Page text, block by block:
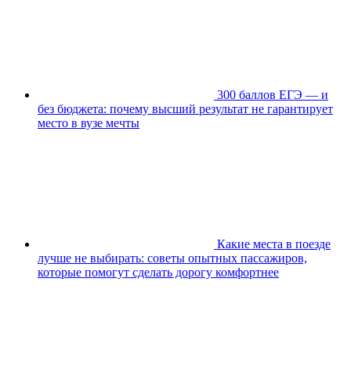
300 баллов ЕГЭ — и
без бюджета: почему высший результат не гарантирует
место в вузе мечты
Какие места в поезде
лучше не выбирать: советы опытных пассажиров,
которые помогут сделать дорогу комфортнее